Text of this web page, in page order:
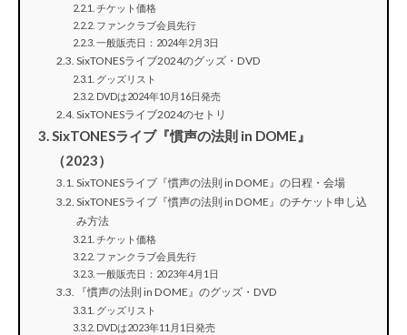
チケット価格
ファンクラブ会員先行
一般販売日：2024年2月3日
SixTONESライブ2024のグッズ・DVD
グッズリスト
DVDは2024年10月16日発売
SixTONESライブ2024のセトリ
SixTONESライブ『慣声の法則 in DOME』
（2023）
SixTONESライブ『慣声の法則 in DOME』の日程・会場
SixTONESライブ『慣声の法則 in DOME』のチケット申し込
み方法
チケット価格
ファンクラブ会員先行
一般販売日：2023年4月1日
『慣声の法則 in DOME』のグッズ・DVD
グッズリスト
DVDは2023年11月1日発売